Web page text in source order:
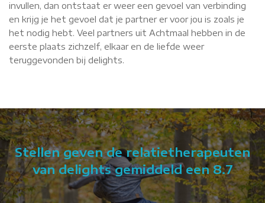
invullen, dan ontstaat er weer een gevoel van verbinding
en krijg je het gevoel dat je partner er voor jou is zoals je
het nodig hebt. Veel partners uit Achtmaal hebben in de
eerste plaats zichzelf, elkaar en de liefde weer
teruggevonden bij delights.
Stellen geven de relatietherapeuten
van delights gemiddeld een 8.7